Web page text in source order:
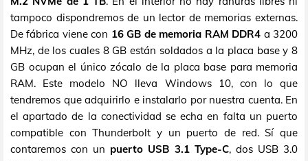
tampoco dispondremos de un lector de memorias externas.
De fábrica viene con 16 GB de memoria RAM DDR4 a 3200
MHz, de los cuales 8 GB están soldados a la placa base y 8
GB ocupan el único zócalo de la placa base para memoria
RAM. Este modelo NO lleva Windows 10, con lo que
tendremos que adquirirlo e instalarlo por nuestra cuenta. En
el apartado de la conectividad se echa en falta un puerto
compatible con Thunderbolt y un puerto de red. Sí que
contaremos con un puerto USB 3.1 Type-C, dos USB 3.0